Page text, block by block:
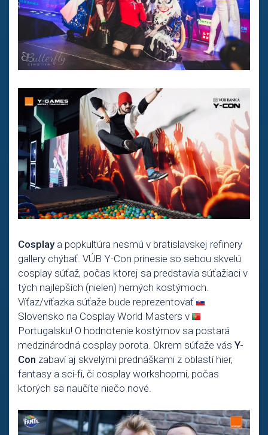
Cosplaya popkultúra nesmú v bratislavskej refinery
gallery chýbať. VÚB Y-Con prinesie so sebou skvelú
cosplay súťaž, počas ktorej sa predstavia súťažiaci v
tých najlepších (nielen) herných kostýmoch.
Víťaz/víťazka súťaže bude reprezentovať
Slovensko na Cosplay World Masters v
Portugalsku! O hodnotenie kostýmov sa postará
medzinárodná cosplay porota. Okrem súťaže vás Y-
Con zabaví aj skvelými prednáškami z oblastí hier,
fantasy a sci-fi, či cosplay workshopmi, počas
ktorých sa naučíte niečo nové.